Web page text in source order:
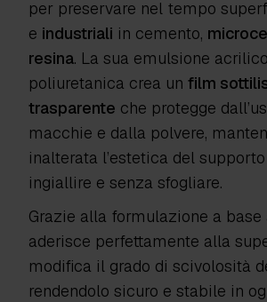
per preservare nel tempo
e industriali in cemento,
resina. La sua emulsione
poliuretanica crea un film
trasparente che protegge
macchie e dalla polvere,
inalterata l’estetica del
ingiallire e senza sfogliare.
Grazie alla formulazione a base
aderisce perfettamente alla
modifica il grado di scivolosità
rendendolo sicuro e stabile in